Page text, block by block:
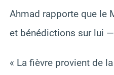
Ahmad rapporte que le
et bénédictions sur lui
« La fièvre provient de